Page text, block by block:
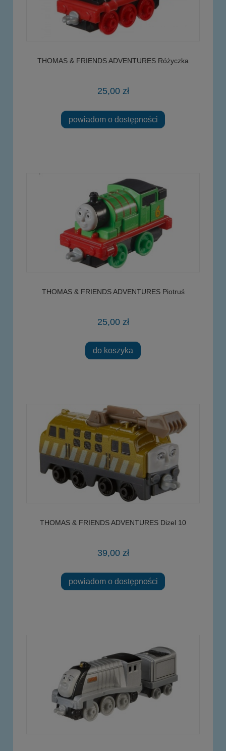
THOMAS & FRIENDS ADVENTURES Różyczka
25,00 zł
powiadom o dostępności
THOMAS & FRIENDS ADVENTURES Piotruś
25,00 zł
do koszyka
THOMAS & FRIENDS ADVENTURES Dizel 10
39,00 zł
powiadom o dostępności